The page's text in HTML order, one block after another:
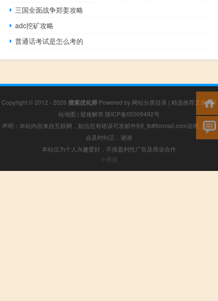
三国全面战争郑姜攻略
adc挖矿攻略
普通话考试是怎么考的
Copyright © 2012 - 2026 搜索优化师 Powered by 网站分类目录 | 精选推荐文章|网
站地图 | 疑难解答 陕ICP备05009492号
声明：本站内容来自互联网，如信息有错误可发邮件到f_fb#foxmail.com说明，我们
会及时纠正，谢谢
本站仅为个人兴趣爱好，不接盈利性广告及商业合作
小男孩